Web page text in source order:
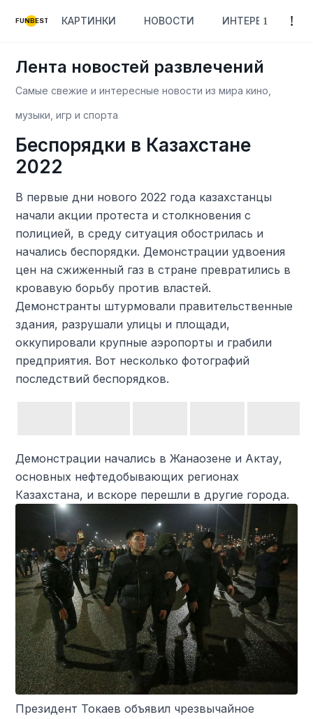
FUNBEST КАРТИНКИ НОВОСТИ ИНТЕРЕСНОЕ
Лента новостей развлечений
Самые свежие и интересные новости из мира кино,
музыки, игр и спорта
Беспорядки в Казахстане
2022
В первые дни нового 2022 года казахстанцы
начали акции протеста и столкновения с
полицией, в среду ситуация обострилась и
начались беспорядки. Демонстрации удвоения
цен на сжиженный газ в стране превратились в
кровавую борьбу против властей.
Демонстранты штурмовали правительственные
здания, разрушали улицы и площади,
оккупировали крупные аэропорты и грабили
предприятия. Вот несколько фотографий
последствий беспорядков.
Демонстрации начались в Жанаозене и Актау,
основных нефтедобывающих регионах
Казахстана, и вскоре перешли в другие города.
Президент Токаев объявил чрезвычайное